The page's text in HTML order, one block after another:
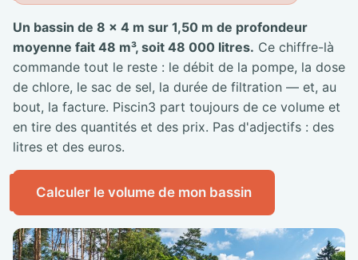
Un bassin de 8 × 4 m sur 1,50 m de profondeur
moyenne fait 48 m³, soit 48 000 litres. Ce chiffre-là
commande tout le reste : le débit de la pompe, la dose
de chlore, le sac de sel, la durée de filtration — et, au
bout, la facture. Piscin3 part toujours de ce volume et
en tire des quantités et des prix. Pas d'adjectifs : des
litres et des euros.
Calculer le volume de mon bassin